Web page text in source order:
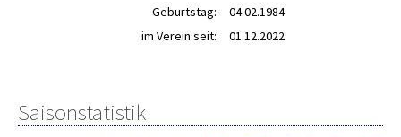
Geburtstag:
04.02.1984
im Verein seit:
01.12.2022
Saisonstatistik